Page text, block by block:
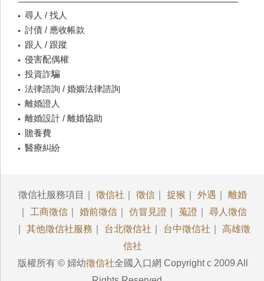
尋人 / 找人
討債 / 應收帳款
跟人 / 跟蹤
侵害配偶權
投資詐騙
法律諮詢 / 婚姻法律諮詢
離婚證人
離婚設計 / 離婚協助
贍養費
醫療糾紛
徵信社服務項目｜ 徵信社 徵信 捉猴 外遇
離婚
工商徵信 婚前徵信 仿冒見證 蒐證
尋人徵信
其他徵信社服務 台北徵信社 台中徵信社
高雄徵
信社
版權所有 © 婦幼徵信社全國入口網 Copyright c 2009 All